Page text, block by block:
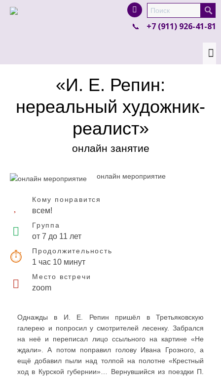
product in a size size .
colour items.
+7 (911) 926-41-81
«И. Е. Репин:
нереальный художник-
реалист»
онлайн занятие
онлайн мероприятие
Кому понравится
всем!
Группа
от 7 до 11 лет
Продолжительность
1 час 10 минут
Место встречи
zoom
Однажды в И. Е. Репин пришёл в Третьяковскую
галерею и попросил у смотрителей лесенку. Забрался
на неё и переписал лицо ссыльного на картине «Не
ждали». А потом поправил голову Ивана Грозного, а
ещё добавил пыли над толпой на полотне «Крестный
ход в Курской губернии»… Вернувшийся из поездки П.